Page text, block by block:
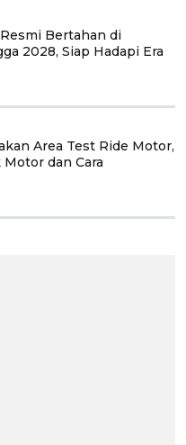
Bertahan di
2028, Siap Hadapi Era
Area Test Ride Motor,
dan Cara